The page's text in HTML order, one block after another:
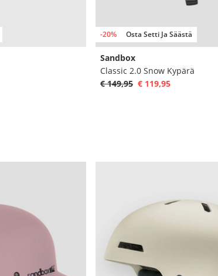
-20% Osta Setti Ja Säästä
Sandbox
Classic 2.0 Snow Kypärä
€ 149,95 € 119,95